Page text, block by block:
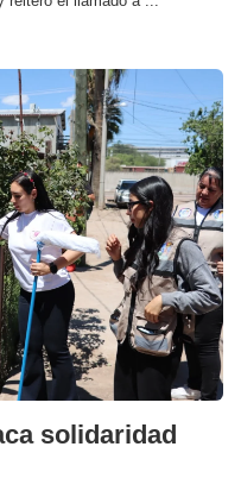
solidaridad